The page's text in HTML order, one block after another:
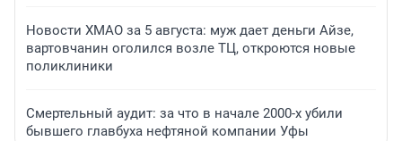
Новости ХМАО за 5 августа: муж дает деньги Айзе,
вартовчанин оголился возле ТЦ, откроются новые
поликлиники
Смертельный аудит: за что в начале 2000-х убили
бывшего главбуха нефтяной компании Уфы